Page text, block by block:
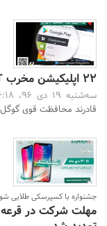
22 اپلیکیشن مخرب LIGHTSOUT از گوگل پلی حذف شدند
سه‌شنبه 19 دی 96، 16:18 -
قادرند محافظت قوی گوگل
جشنواره با کسپرسکی طلایی